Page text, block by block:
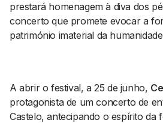
prestará homenagem à diva dos
concerto que promete evocar a
património imaterial da
A abrir o festival, a 25 de junho,
protagonista de um concerto de
Castelo, antecipando o espírito da